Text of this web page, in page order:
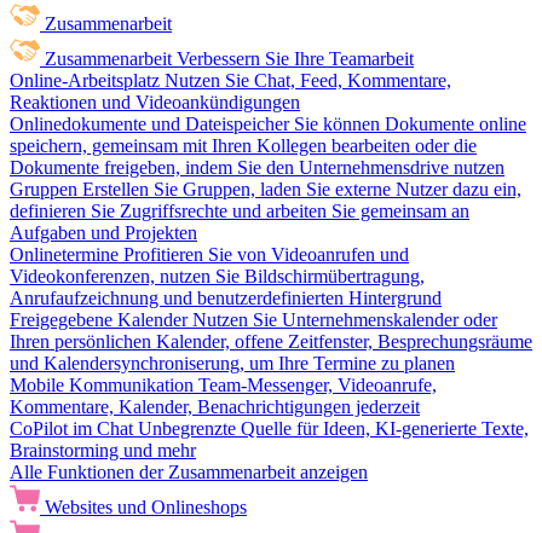
Zusammenarbeit
Zusammenarbeit Verbessern Sie Ihre Teamarbeit
Online-Arbeitsplatz Nutzen Sie Chat, Feed, Kommentare,
Reaktionen und Videoankündigungen
Onlinedokumente und Dateispeicher Sie können Dokumente online
speichern, gemeinsam mit Ihren Kollegen bearbeiten oder die
Dokumente freigeben, indem Sie den Unternehmensdrive nutzen
Gruppen Erstellen Sie Gruppen, laden Sie externe Nutzer dazu ein,
definieren Sie Zugriffsrechte und arbeiten Sie gemeinsam an
Aufgaben und Projekten
Onlinetermine Profitieren Sie von Videoanrufen und
Videokonferenzen, nutzen Sie Bildschirmübertragung,
Anrufaufzeichnung und benutzerdefinierten Hintergrund
Freigegebene Kalender Nutzen Sie Unternehmenskalender oder
Ihren persönlichen Kalender, offene Zeitfenster, Besprechungsräume
und Kalendersynchroniserung, um Ihre Termine zu planen
Mobile Kommunikation Team-Messenger, Videoanrufe,
Kommentare, Kalender, Benachrichtigungen jederzeit
CoPilot im Chat Unbegrenzte Quelle für Ideen, KI-generierte Texte,
Brainstorming und mehr
Alle Funktionen der Zusammenarbeit anzeigen
Websites und Onlineshops